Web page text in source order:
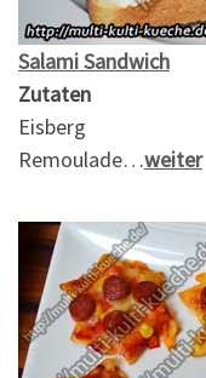
Salami Sandwich
Zutaten
Eisberg
Remoulade…weiter